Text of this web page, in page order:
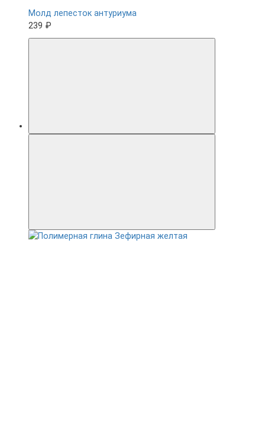
Молд лепесток антуриума
239 ₽